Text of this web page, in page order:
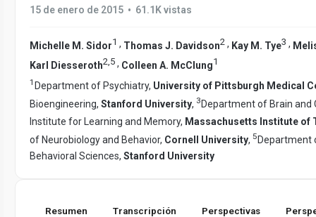
15 de enero de 2015 • 61.1K vistas
Michelle M. Sidor1 , Thomas J. Davidson2 , Kay M. Tye3 ,
Karl Diesseroth2 5 , Colleen A. McClung1
1 Department of Psychiatry, University of Pittsburgh Medical
Bioengineering, Stanford University, 3 Department of Brain and
Institute for Learning and Memory, Massachusetts Institute of
of Neurobiology and Behavior, Cornell University, 5 Department
Behavioral Sciences, Stanford University
Resumen Transcripción Perspectivas